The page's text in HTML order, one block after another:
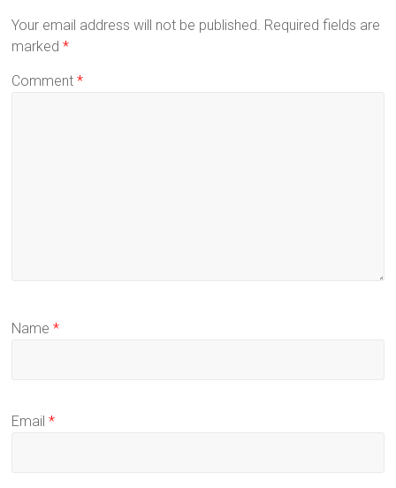
Your email address will not be published. Required fields are
marked*
Comment*
Name*
Email*